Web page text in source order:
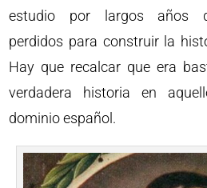
estudio por largos años
perdidos para construir la
Hay que recalcar que era
verdadera historia en
dominio español.